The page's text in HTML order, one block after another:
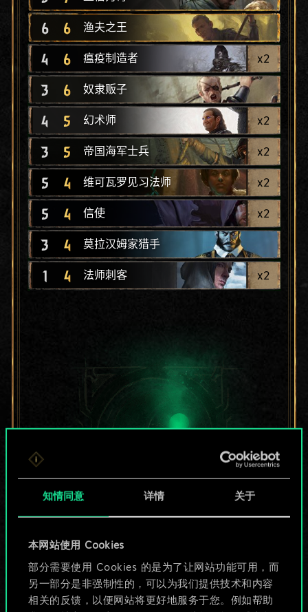
知情同意 详情 关于
本网站使用 Cookies
部分需要使用 Cookies 的是为了让网站功能可用，而
另一部分是非强制性的，可以为我们提供技术和内容
相关的反馈，以便网站将更好地服务于您。例如帮助
6 6 渔夫之王
4 6 瘟疫制造者 x2
3 6 奴隶贩子
4 5 幻术师 x2
3 5 帝国海军士兵 x2
5 4 维可瓦罗见习法师 x2
5 4 信使 x2
3 4 莫拉汉姆家猎手
1 4 法师刺客 x2
目前只是分享了一套
牌，但能做的不止这
些！